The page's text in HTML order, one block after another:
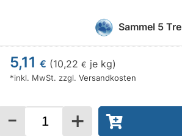
Sammel 5
5,11 € (10,22 € je kg)
*inkl. MwSt. zzgl. Versandkosten
- +